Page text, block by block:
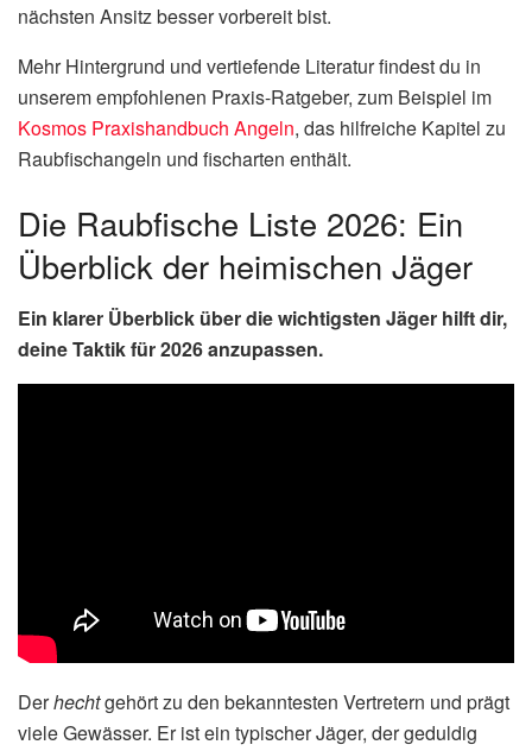
nächsten Ansitz besser vorbereit bist.
Mehr Hintergrund und vertiefende Literatur findest du in
unserem empfohlenen Praxis-Ratgeber, zum Beispiel im
Kosmos Praxishandbuch Angeln, das hilfreiche Kapitel zu
Raubfischangeln und fischarten enthält.
Die Raubfische Liste 2026: Ein
Überblick der heimischen Jäger
Ein klarer Überblick über die wichtigsten Jäger hilft dir,
deine Taktik für 2026 anzupassen.
Derhechtgehört zu den bekanntesten Vertretern und prägt
viele Gewässer. Er ist ein typischer Jäger, der geduldig